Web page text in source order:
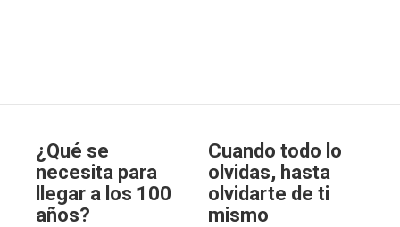
¿Qué se
necesita para
llegar a los 100
años?
Cuando todo lo
olvidas, hasta
olvidarte de ti
mismo